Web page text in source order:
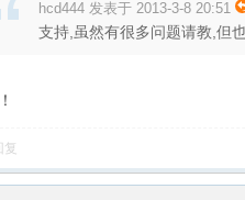
hcd444 发表于 2013-3-8 20:51
支持,虽然有很多问题请教,但
复